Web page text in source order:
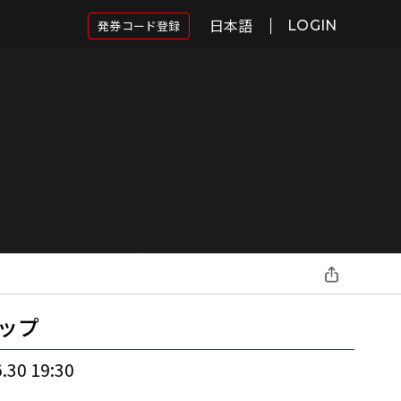
発券コード登録 日本語 LOGIN
プ
19:30